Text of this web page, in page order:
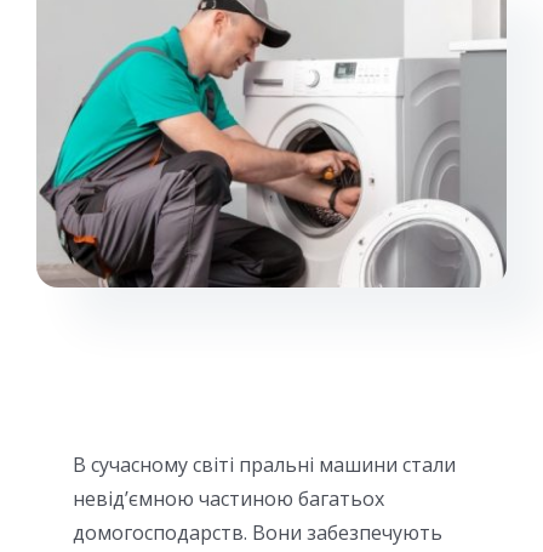
В сучасному світі пральні машини стали
невід’ємною частиною багатьох
домогосподарств. Вони забезпечують